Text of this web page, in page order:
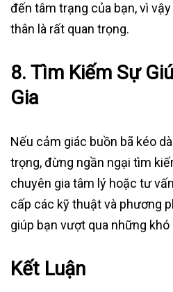
đến tâm trạng của bạn, vì
thân là rất quan trọng.
8. Tìm Kiếm Sự
Gia
Nếu cảm giác buồn bã kéo
trọng, đừng ngần ngại tìm
chuyên gia tâm lý hoặc tư
cấp các kỹ thuật và phương
giúp bạn vượt qua những khó
Kết Luận